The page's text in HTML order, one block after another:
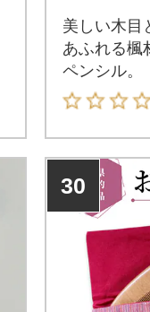
美しい木目
あふれる楓
ペンシル。
30